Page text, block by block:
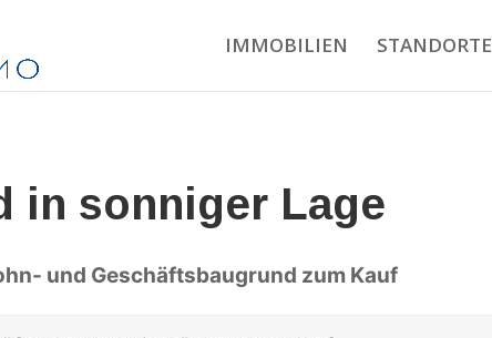
IMMOBILIEN STANDORTE
in sonniger Lage
und Geschäftsbaugrund zum Kauf